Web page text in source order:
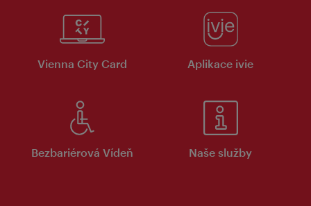
Vienna City Card Aplikace ivie
Bezbariérová Vídeň Naše služby